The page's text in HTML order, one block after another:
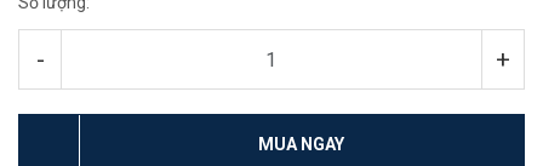
- +
MUA NGAY